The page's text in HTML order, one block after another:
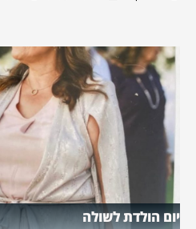
יום הולדת לשולה